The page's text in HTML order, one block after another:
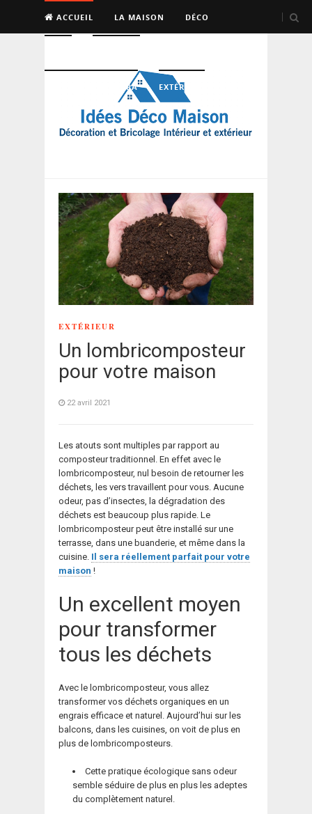
ACCUEIL LA MAISON DÉCO
PISCINE, SAUNA, SPA EXTÉRIEUR
EXTÉRIEUR
Un lombricomposteur
pour votre maison
22 avril 2021
Les atouts sont multiples par rapport au
composteur traditionnel. En effet avec le
lombricomposteur, nul besoin de retourner les
déchets, les vers travaillent pour vous. Aucune
odeur, pas d’insectes, la dégradation des
déchets est beaucoup plus rapide. Le
lombricomposteur peut être installé sur une
terrasse, dans une buanderie, et même dans la
cuisine. Il sera réellement parfait pour votre
maison !
Un excellent moyen
pour transformer
tous les déchets
Avec le lombricomposteur, vous allez
transformer vos déchets organiques en un
engrais efficace et naturel. Aujourd’hui sur les
balcons, dans les cuisines, on voit de plus en
plus de lombricomposteurs.
Cette pratique écologique sans odeur
semble séduire de plus en plus les adeptes
du complètement naturel.